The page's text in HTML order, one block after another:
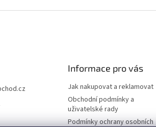
Informace pro vás
Jak nakupovat a reklamovat
Obchodní podmínky a
uživatelské rady
Podmínky ochrany osobních